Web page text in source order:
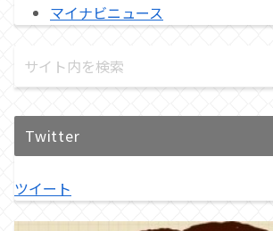
マイナビニュース
Twitter
ツイート